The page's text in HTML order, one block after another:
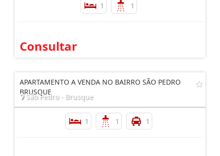
1 1
Consultar
APARTAMENTO A VENDA NO BAIRRO SÃO PEDRO
BRUSQUE
São Pedro - Brusque
1 1 1